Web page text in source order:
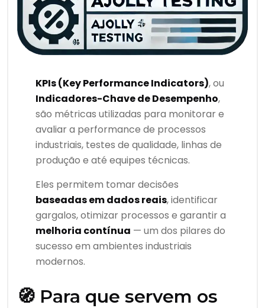
KPIs (Key Performance Indicators), ou
Indicadores-Chave de Desempenho,
são métricas utilizadas para monitorar e
avaliar a performance de processos
industriais, testes de qualidade, linhas de
produção e até equipes técnicas.
Eles permitem tomar decisões
baseadas em dados reais, identificar
gargalos, otimizar processos e garantir a
melhoria contínua — um dos pilares do
sucesso em ambientes industriais
modernos.
🧭 Para que servem os